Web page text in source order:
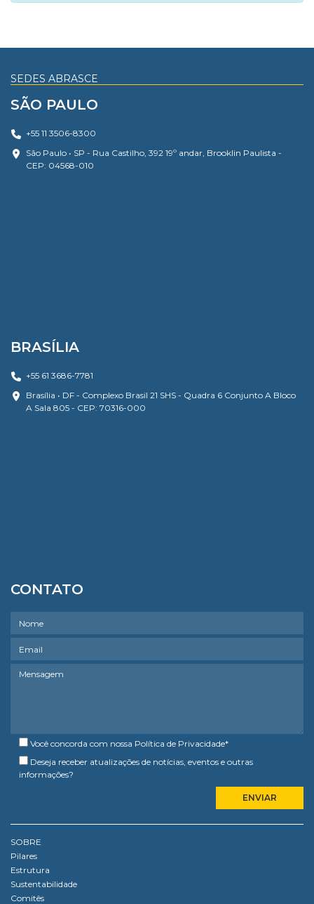
SEDES ABRASCE
SÃO PAULO
+55 11 3506-8300
São Paulo • SP - Rua Castilho, 392 19º andar, Brooklin Paulista -
CEP: 04568-010
BRASÍLIA
+55 61 3686-7781
Brasília • DF - Complexo Brasil 21 SHS - Quadra 6 Conjunto A Bloco
A Sala 805 - CEP: 70316-000
CONTATO
Você concorda com nossa Política de Privacidade*
Deseja receber atualizações de notícias, eventos e outras
informações?
SOBRE
Pilares
Estrutura
Sustentabilidade
Comitês